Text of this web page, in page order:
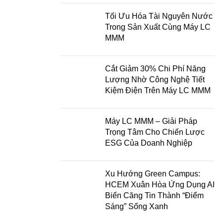
Tối Ưu Hóa Tài Nguyên Nước
Trong Sản Xuất Cùng Máy LC
MMM
Cắt Giảm 30% Chi Phí Năng
Lượng Nhờ Công Nghệ Tiết
Kiệm Điện Trên Máy LC MMM
Máy LC MMM – Giải Pháp
Trọng Tâm Cho Chiến Lược
ESG Của Doanh Nghiệp
Xu Hướng Green Campus:
HCEM Xuân Hòa Ứng Dụng AI
Biến Căng Tin Thành “Điểm
Sáng” Sống Xanh